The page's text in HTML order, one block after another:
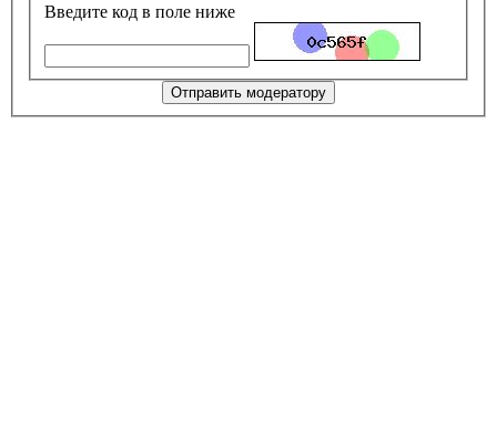
Введите код в поле ниже
Отправить модератору